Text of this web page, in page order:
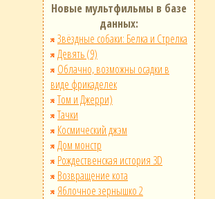
Новые мультфильмы в базе
данных:
Звёздные собаки: Белка и Стрелка
Девять (9)
Облачно, возможны осадки в
виде фрикаделек
Том и Джерри)
Тачки
Космический джэм
Дом монстр
Рождественская история 3D
Возвращение кота
Яблочное зернышко 2